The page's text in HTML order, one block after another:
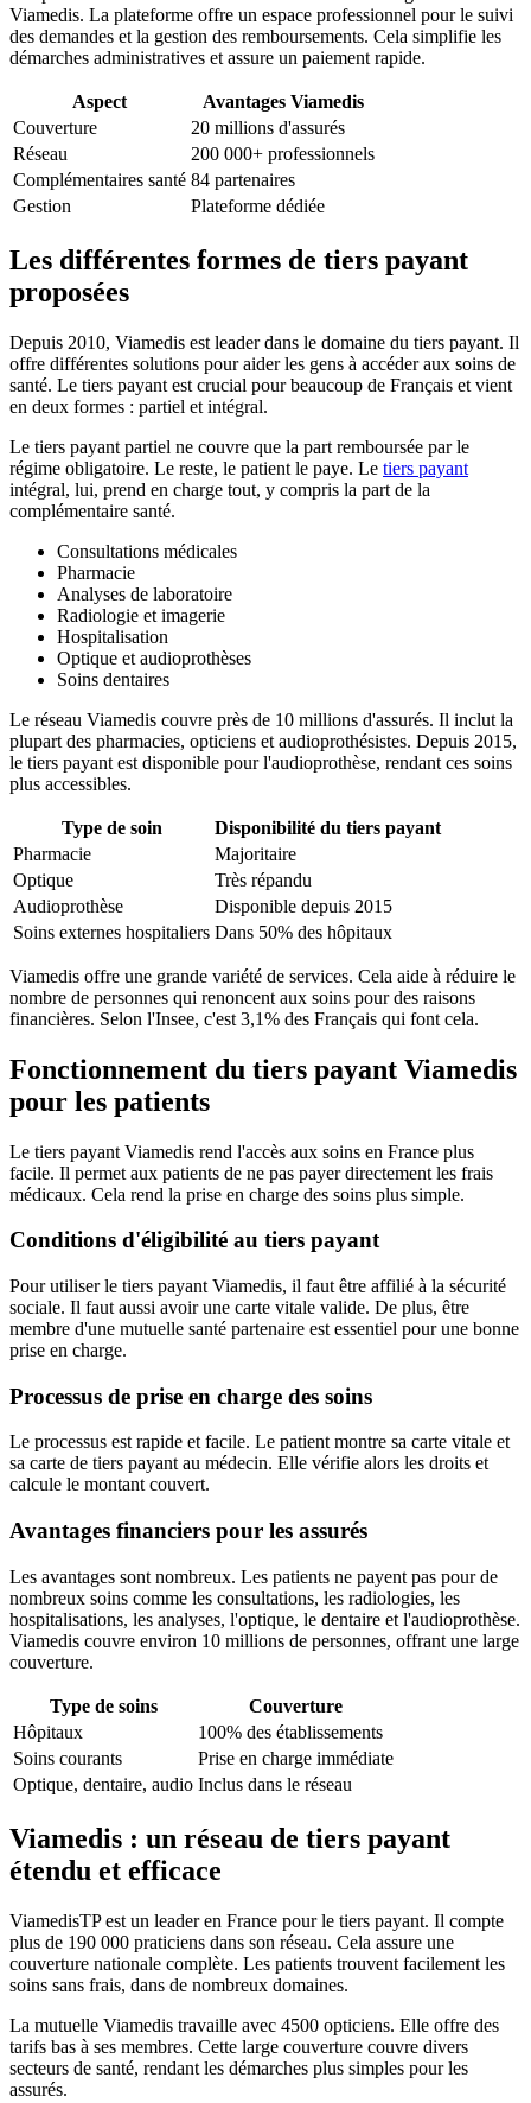
Viamedis. La plateforme offre un espace professionnel pour le suivi
des demandes et la gestion des remboursements. Cela simplifie les
démarches administratives et assure un paiement rapide.
Aspect
Avantages Viamedis
Couverture
20 millions d'assurés
Réseau
200 000+ professionnels
Complémentaires santé 84 partenaires
Gestion
Plateforme dédiée
Les différentes formes de tiers payant
proposées
Depuis 2010, Viamedis est leader dans le domaine du tiers payant. Il
offre différentes solutions pour aider les gens à accéder aux soins de
santé. Le tiers payant est crucial pour beaucoup de Français et vient
en deux formes : partiel et intégral.
Le tiers payant partiel ne couvre que la part remboursée par le
régime obligatoire. Le reste, le patient le paye. Le tiers payant
intégral, lui, prend en charge tout, y compris la part de la
complémentaire santé.
Consultations médicales
Pharmacie
Analyses de laboratoire
Radiologie et imagerie
Hospitalisation
Optique et audioprothèses
Soins dentaires
Le réseau Viamedis couvre près de 10 millions d'assurés. Il inclut la
plupart des pharmacies, opticiens et audioprothésistes. Depuis 2015,
le tiers payant est disponible pour l'audioprothèse, rendant ces soins
plus accessibles.
Type de soin
Disponibilité du tiers payant
Pharmacie
Majoritaire
Optique
Très répandu
Audioprothèse
Disponible depuis 2015
Soins externes hospitaliers Dans 50% des hôpitaux
Viamedis offre une grande variété de services. Cela aide à réduire le
nombre de personnes qui renoncent aux soins pour des raisons
financières. Selon l'Insee, c'est 3,1% des Français qui font cela.
Fonctionnement du tiers payant Viamedis
pour les patients
Le tiers payant Viamedis rend l'accès aux soins en France plus
facile. Il permet aux patients de ne pas payer directement les frais
médicaux. Cela rend la prise en charge des soins plus simple.
Conditions d'éligibilité au tiers payant
Pour utiliser le tiers payant Viamedis, il faut être affilié à la sécurité
sociale. Il faut aussi avoir une carte vitale valide. De plus, être
membre d'une mutuelle santé partenaire est essentiel pour une bonne
prise en charge.
Processus de prise en charge des soins
Le processus est rapide et facile. Le patient montre sa carte vitale et
sa carte de tiers payant au médecin. Elle vérifie alors les droits et
calcule le montant couvert.
Avantages financiers pour les assurés
Les avantages sont nombreux. Les patients ne payent pas pour de
nombreux soins comme les consultations, les radiologies, les
hospitalisations, les analyses, l'optique, le dentaire et l'audioprothèse.
Viamedis couvre environ 10 millions de personnes, offrant une large
couverture.
Type de soins
Couverture
Hôpitaux
100% des établissements
Soins courants
Prise en charge immédiate
Optique, dentaire, audio Inclus dans le réseau
Viamedis : un réseau de tiers payant
étendu et efficace
ViamedisTP est un leader en France pour le tiers payant. Il compte
plus de 190 000 praticiens dans son réseau. Cela assure une
couverture nationale complète. Les patients trouvent facilement les
soins sans frais, dans de nombreux domaines.
La mutuelle Viamedis travaille avec 4500 opticiens. Elle offre des
tarifs bas à ses membres. Cette large couverture couvre divers
secteurs de santé, rendant les démarches plus simples pour les
assurés.